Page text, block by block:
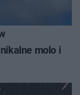
molo i